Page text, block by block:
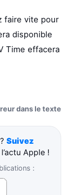
faire vite pour
disponible
Time effacera
dans le texte
Suivez
Apple !
: